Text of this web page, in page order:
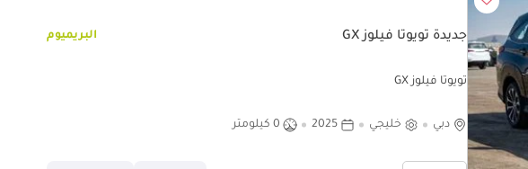
جديدة تويوتا فيلوز GX البريميوم
تويوتا فيلوز GX
دبي خليجي 2025 0 كيلومتر